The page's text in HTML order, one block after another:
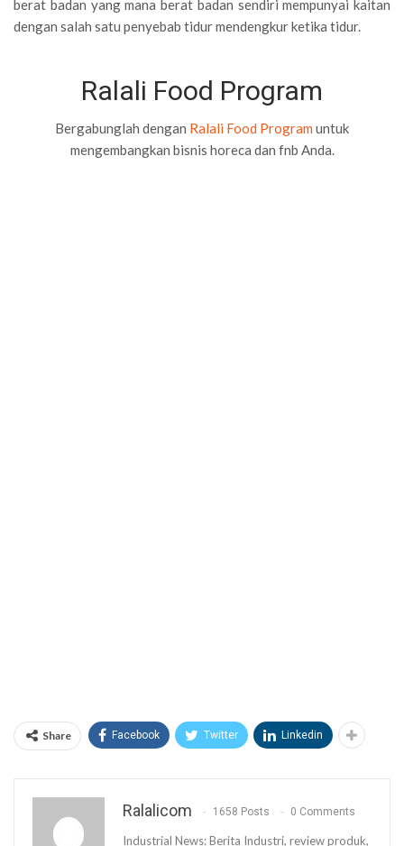
berat badan yang mana berat badan sendiri mempunyai kaitan
dengan salah satu penyebab tidur mendengkur ketika tidur.
Ralali Food Program
Bergabunglah dengan Ralali Food Program untuk
mengembangkan bisnis horeca dan fnb Anda.
Share Facebook Twitter Linkedin
Ralalicom 1658 Posts 0 Comments
Industrial News: Berita Industri, review produk,